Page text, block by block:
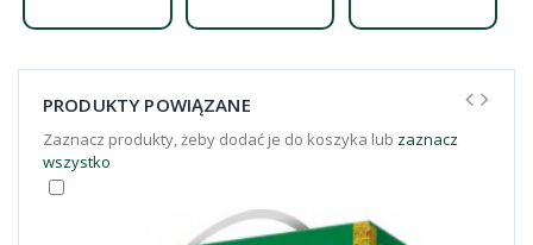
PRODUKTY POWIĄZANE
Zaznacz produkty, żeby dodać je do koszyka lub zaznacz
wszystko